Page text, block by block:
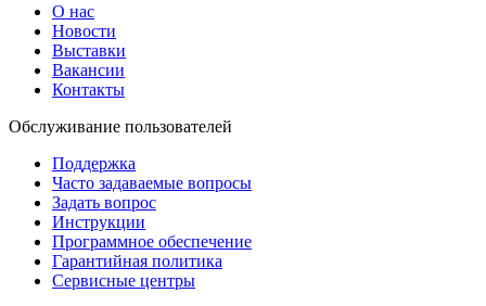
О нас
Новости
Выставки
Вакансии
Контакты
Обслуживание пользователей
Поддержка
Часто задаваемые вопросы
Задать вопрос
Инструкции
Программное обеспечение
Гарантийная политика
Сервисные центры